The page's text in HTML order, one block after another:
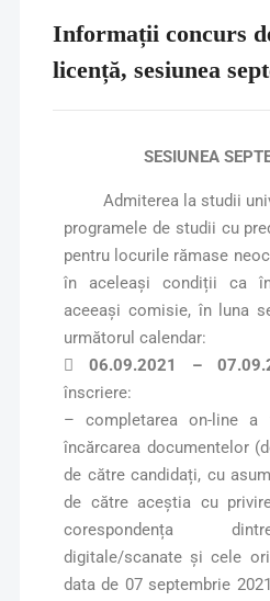
Informații concurs
licență, sesiunea
SESIUNEA
Admiterea la studii
programele de studii cu
pentru locurile rămase
în aceleași condiții ca
aceeași comisie, în luna
următorul calendar:
 06.09.2021 –
înscriere:
– completarea on-line
încărcarea documentelor
de către candidați, cu
de către aceștia cu
corespondența
digitale/scanate și cele
data de 07 septembrie